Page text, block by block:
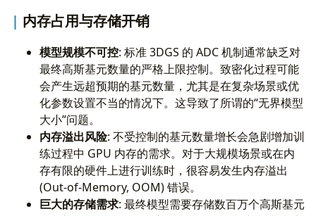
内存占用与存储开销
模型规模不可控: 标准 3DGS 的 ADC 机制通常缺乏对
最终高斯基元数量的严格上限控制。致密化过程可能
会产生远超预期的基元数量，尤其是在复杂场景或优
化参数设置不当的情况下。这导致了所谓的“无界模型
大小”问题。
内存溢出风险: 不受控制的基元数量增长会急剧增加训
练过程中 GPU 内存的需求。对于大规模场景或在内
存有限的硬件上进行训练时，很容易发生内存溢出
(Out-of-Memory, OOM) 错误。
巨大的存储需求: 最终模型需要存储数百万个高斯基元